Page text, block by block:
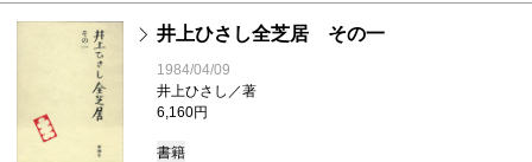
井上ひさし全芝居 その一
1984/04/09
井上ひさし／著
6,160円
書籍